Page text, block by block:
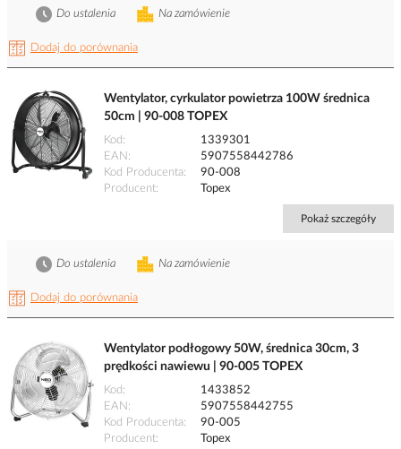
Dodaj do porównania
Na zamówienie
Do ustalenia
Wentylator, cyrkulator powietrza 100W średnica
50cm | 90-008 TOPEX
Kod
1339301
EAN
5907558442786
Kod Producenta
90-008
Producent
Topex
Pokaż szczegóły
Dodaj do porównania
Na zamówienie
Do ustalenia
Wentylator podłogowy 50W, średnica 30cm, 3
prędkości nawiewu | 90-005 TOPEX
Kod
1433852
EAN
5907558442755
Kod Producenta
90-005
Producent
Topex